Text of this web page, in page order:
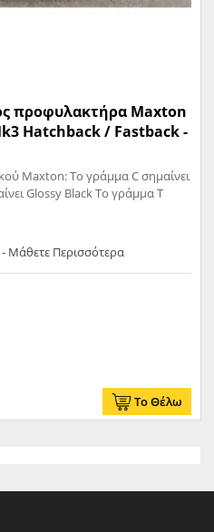
προφυλακτήρα Maxton
Hatchback / Fastback -
Maxton: Το γράμμα C σημαίνει
Glossy Black Το γράμμα T
- Μάθετε Περισσότερα
Το Θέλω